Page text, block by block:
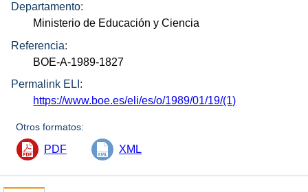
Departamento:
Ministerio de Educación y Ciencia
Referencia:
BOE-A-1989-1827
Permalink ELI:
https://www.boe.es/eli/es/o/1989/01/19/(1)
Otros formatos:
PDF XML